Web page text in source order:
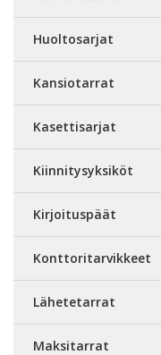
Huoltosarjat
Kansiotarrat
Kasettisarjat
Kiinnitysyksiköt
Kirjoituspäät
Konttoritarvikkeet
Lähetetarrat
Maksitarrat